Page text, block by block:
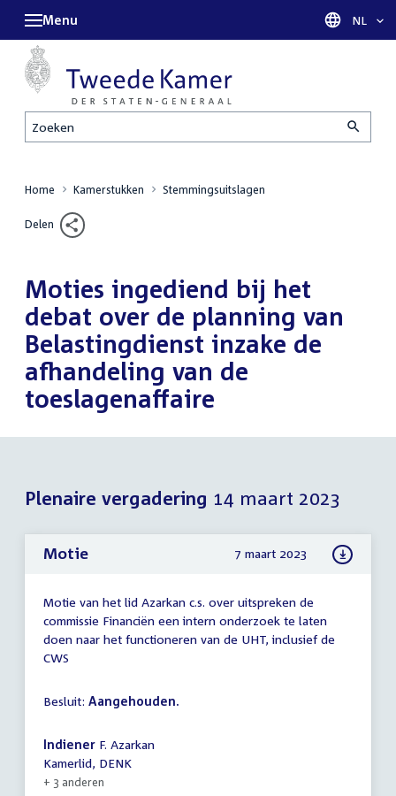
Zoeken
Menu Taal
NL
Home Kamerstukken Stemmingsuitslagen
Delen
Moties ingediend bij het
debat over de planning van
Belastingdienst inzake de
afhandeling van de
toeslagenaffaire
Plenaire vergadering 14 maart 2023
Motie 7 maart 2023
Motie van het lid Azarkan c.s. over uitspreken de
commissie Financiën een intern onderzoek te laten
doen naar het functioneren van de UHT, inclusief de
CWS
Besluit: Aangehouden.
Indiener F. Azarkan
Kamerlid, DENK
+ 3 anderen